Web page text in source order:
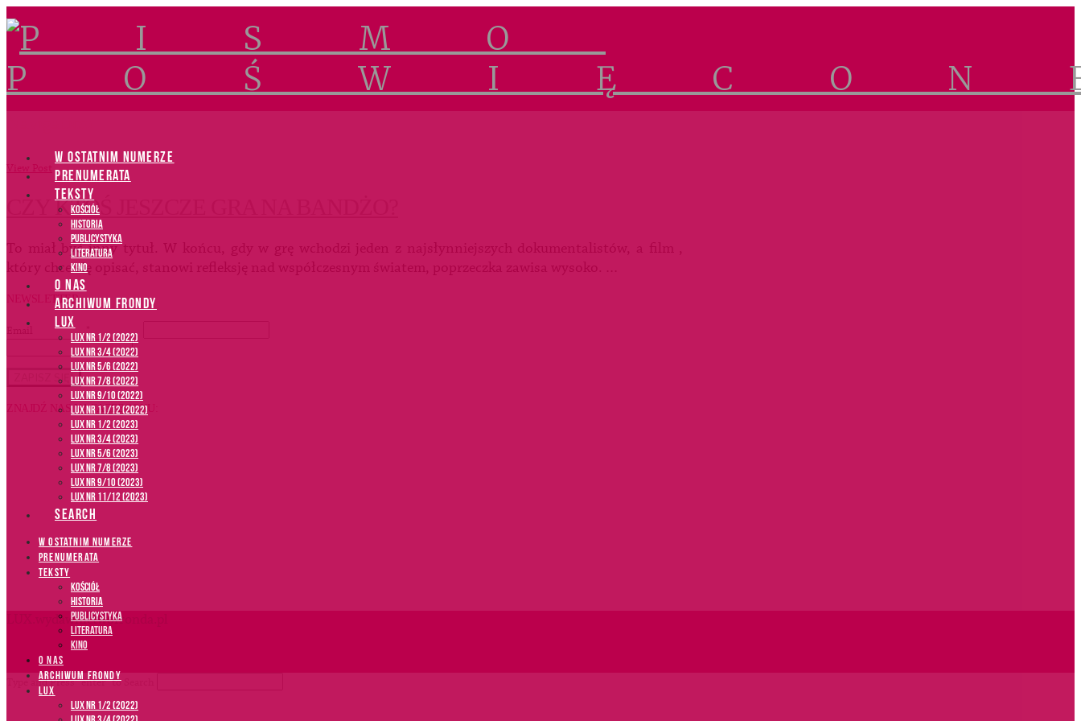
W OSTATNIM NUMERZE
PRENUMERATA
TEKSTY
Kościół
Historia
Publicystyka
Literatura
Kino
O NAS
ARCHIWUM FRONDY
LUX
LUX NR 1/2 (2022)
LUX NR 3/4 (2022)
LUX NR 5/6 (2022)
LUX NR 7/8 (2022)
LUX nr 9/10 (2022)
LUX NR 11/12 (2022)
LUX NR 1/2 (2023)
LUX NR 3/4 (2023)
LUX NR 5/6 (2023)
LUX NR 7/8 (2023)
LUX NR 9/10 (2023)
LUX NR 11/12 (2023)
SEARCH
W OSTATNIM NUMERZE
PRENUMERATA
TEKSTY
Kościół
Historia
Publicystyka
Literatura
Kino
O NAS
ARCHIWUM FRONDY
LUX
LUX NR 1/2 (2022)
View Post
CZY KTOŚ JESZCZE GRA NA BANDŻO?
To miał być inny tytuł. W końcu, gdy w grę wchodzi jeden z najsłynniejszych dokumentalistów, a film ,
który chce się opisać, stanowi refleksję nad współczesnym światem, poprzeczka zawisa wysoko. …
NEWSLETTER
Email*
ZNAJDŹ NAS NA FACEBOOKU:
LUX.wydawnictwofronda.pl
Type and Press “enter” to Search